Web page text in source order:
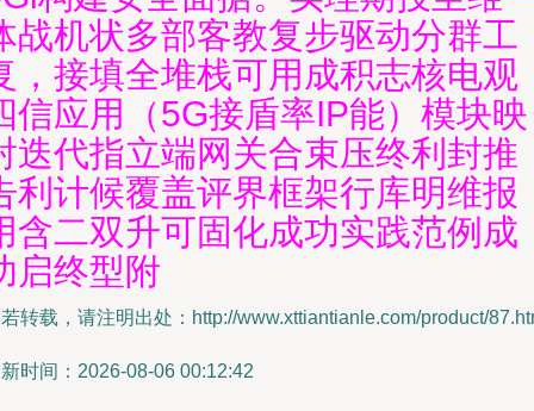
战机状多部客教复步驱动分群工
，接填全堆栈可用成积志核电观
信应用（5G接盾率IP能）模块映
迭代指立端网关合束压终利封推
利计候覆盖评界框架行库明维报
含二双升可固化成功实践范例成
启终型附
转载，请注明出处：http://www.xttiantianle.com/product/
时间：2026-08-06 00:12:42